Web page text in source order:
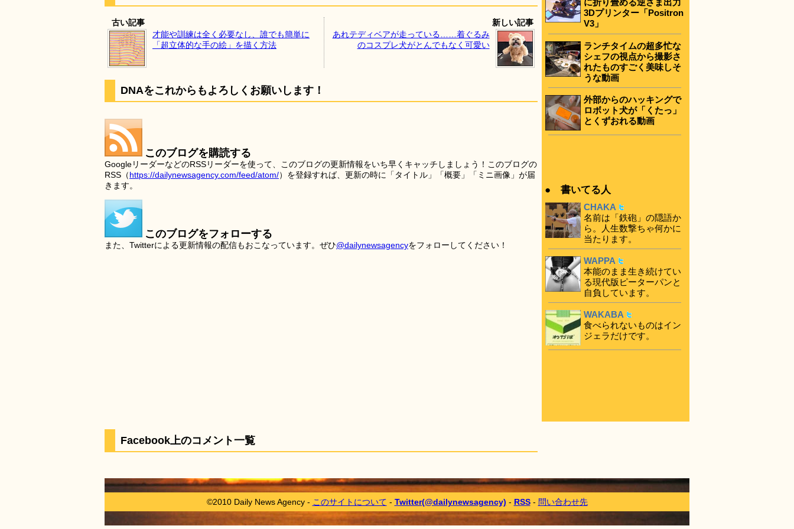
古い記事
才能や訓練は全く必要なし、誰でも簡単に
「超立体的な手の絵」を描く方法
新しい記事
あれテディベアが走っている……着ぐるみ
のコスプレ犬がとんでもなく可愛い
DNAをこれからもよろしくお願いします！
このブログを購読する
GoogleリーダーなどのRSSリーダーを使って、このブログの更新情報をいち早くキャッチしましょう！このブログの
RSS（https://dailynewsagency.com/feed/atom/）を登録すれば、更新の時に「タイトル」「概要」「ミニ画像」が届
きます。
このブログをフォローする
また、Twitterによる更新情報の配信もおこなっています。ぜひ@dailynewsagencyをフォローしてください！
Facebook上のコメント一覧
に折り畳める逆さま出力
3Dプリンター「Positron
V3」
ランチタイムの超多忙な
シェフの視点から撮影さ
れたものすごく美味しそ
うな動画
外部からのハッキングで
ロボット犬が「くたっ」
とくずおれる動画
● 書いてる人
CHAKA
名前は「鉄砲」の隠語か
ら。人生数撃ちゃ何かに
当たります。
WAPPA
本能のまま生き続けてい
る現代版ピーターパンと
自負しています。
WAKABA
食べられないものはイン
ジェラだけです。
©2010 Daily News Agency - このサイトについて - Twitter(@dailynewsagency) - RSS- 問い合わせ先